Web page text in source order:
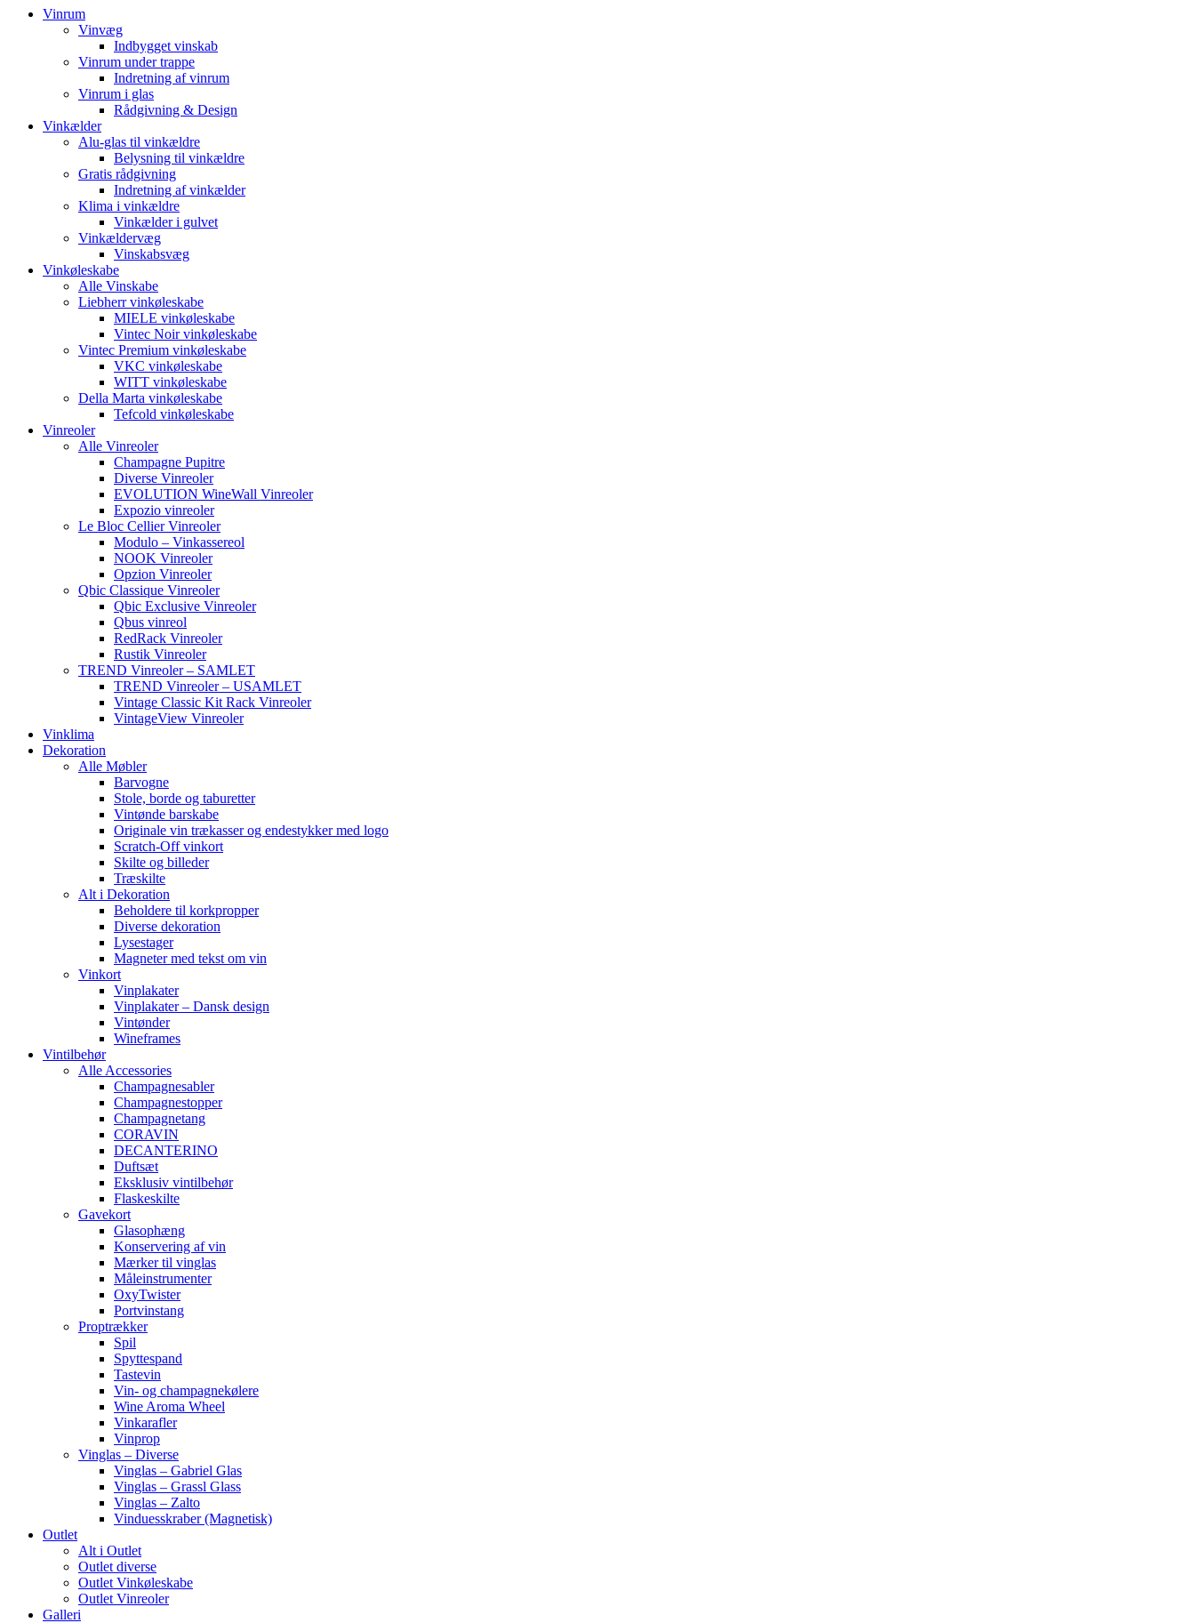
Vinrum
Vinvæg
Indbygget vinskab
Vinrum under trappe
Indretning af vinrum
Vinrum i glas
Rådgivning & Design
Vinkælder
Alu-glas til vinkældre
Belysning til vinkældre
Gratis rådgivning
Indretning af vinkælder
Klima i vinkældre
Vinkælder i gulvet
Vinkældervæg
Vinskabsvæg
Vinkøleskabe
Alle Vinskabe
Liebherr vinkøleskabe
MIELE vinkøleskabe
Vintec Noir vinkøleskabe
Vintec Premium vinkøleskabe
VKC vinkøleskabe
WITT vinkøleskabe
Della Marta vinkøleskabe
Tefcold vinkøleskabe
Vinreoler
Alle Vinreoler
Champagne Pupitre
Diverse Vinreoler
EVOLUTION WineWall Vinreoler
Expozio vinreoler
Le Bloc Cellier Vinreoler
Modulo – Vinkassereol
NOOK Vinreoler
Opzion Vinreoler
Qbic Classique Vinreoler
Qbic Exclusive Vinreoler
Qbus vinreol
RedRack Vinreoler
Rustik Vinreoler
TREND Vinreoler – SAMLET
TREND Vinreoler – USAMLET
Vintage Classic Kit Rack Vinreoler
VintageView Vinreoler
Vinklima
Dekoration
Alle Møbler
Barvogne
Stole, borde og taburetter
Vintønde barskabe
Originale vin trækasser og endestykker med logo
Scratch-Off vinkort
Skilte og billeder
Træskilte
Alt i Dekoration
Beholdere til korkpropper
Diverse dekoration
Lysestager
Magneter med tekst om vin
Vinkort
Vinplakater
Vinplakater – Dansk design
Vintønder
Wineframes
Vintilbehør
Alle Accessories
Champagnesabler
Champagnestopper
Champagnetang
CORAVIN
DECANTERINO
Duftsæt
Eksklusiv vintilbehør
Flaskeskilte
Gavekort
Glasophæng
Konservering af vin
Mærker til vinglas
Måleinstrumenter
OxyTwister
Portvinstang
Proptrækker
Spil
Spyttespand
Tastevin
Vin- og champagnekølere
Wine Aroma Wheel
Vinkarafler
Vinprop
Vinglas – Diverse
Vinglas – Gabriel Glas
Vinglas – Grassl Glass
Vinglas – Zalto
Vinduesskraber (Magnetisk)
Outlet
Alt i Outlet
Outlet diverse
Outlet Vinkøleskabe
Outlet Vinreoler
Galleri